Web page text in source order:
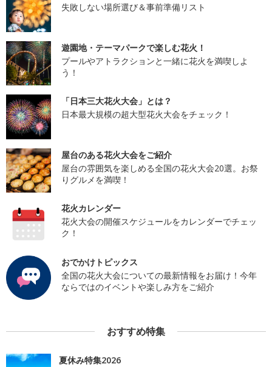
失敗しない場所選び＆事前準備リスト
遊園地・テーマパークで楽しむ花火！
プールやアトラクションと一緒に花火を満喫しよ
う！
「日本三大花火大会」とは？
日本最大規模の超大型花火大会をチェック！
屋台のある花火大会をご紹介
屋台の雰囲気を楽しめる全国の花火大会20選。お祭
りグルメを満喫！
花火カレンダー
花火大会の開催スケジュールをカレンダーでチェッ
ク！
おでかけトピックス
全国の花火大会についての最新情報をお届け！今年
ならではのイベントや楽しみ方をご紹介
おすすめ特集
夏休み特集2026